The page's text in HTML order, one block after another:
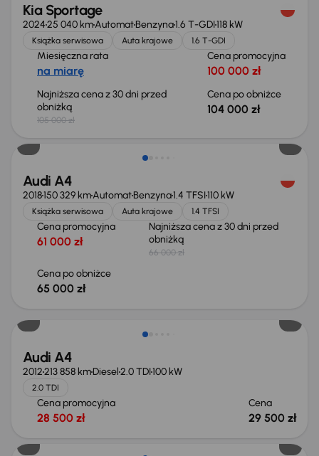
Kia Sportage
202425 040 kmAutomatBenzyna1.6 T-GDI118 kW
Książka serwisowa Auta krajowe 1.6 T-GDI
Miesięczna rata
na miarę
Cena promocyjna
100 000 zł
Najniższa cena z 30 dni przed
obniżką
105 000 zł
Cena po obniżce
104 000 zł
Taniej o 1 000 zł
Audi A4
2018150 329 kmAutomatBenzyna1.4 TFSI110 kW
Książka serwisowa Auta krajowe 1.4 TFSI
Cena promocyjna
61 000 zł
Najniższa cena z 30 dni przed
obniżką
66 000 zł
Cena po obniżce
65 000 zł
Audi A4
2012213 858 kmDiesel2.0 TDI100 kW
2.0 TDI
Cena promocyjna
28 500 zł
Cena
29 500 zł
Taniej o 1 500 zł